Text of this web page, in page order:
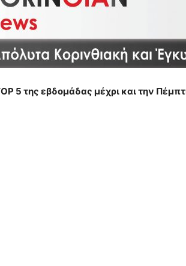
5 της εβδομάδας μέχρι και την